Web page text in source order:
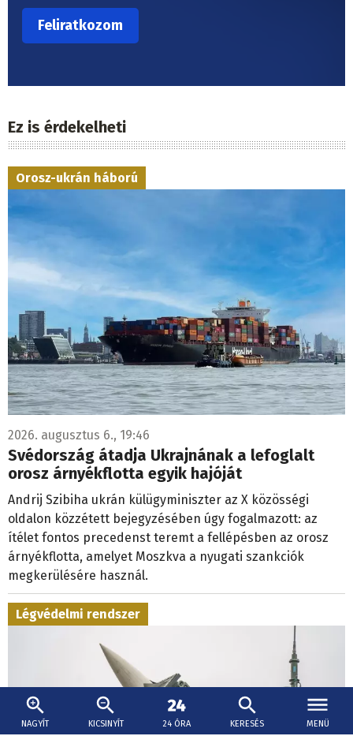
NAGYÍT KICSINYÍT 24 ÓRA KERESÉS MENÜ
Ez is érdekelheti
Orosz-ukrán háború
2026. augusztus 6., 19:46
Svédország átadja Ukrajnának a lefoglalt
orosz árnyékflotta egyik hajóját
Andrij Szibiha ukrán külügyminiszter az X közösségi
oldalon közzétett bejegyzésében úgy fogalmazott: az
ítélet fontos precedenst teremt a fellépésben az orosz
árnyékflotta, amelyet Moszkva a nyugati szankciók
megkerülésére használ.
Légvédelmi rendszer